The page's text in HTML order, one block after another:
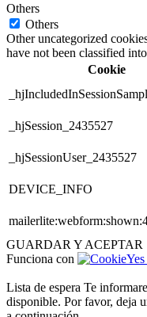
Others
Others
Other uncategorized
have not been classified
Cookie
_hjSession_2435527
_hjSessionUser_2435527
DEVICE_INFO
GUARDAR Y ACEPTAR
Funciona con
Lista de espera Te
disponible. Por favor, deja